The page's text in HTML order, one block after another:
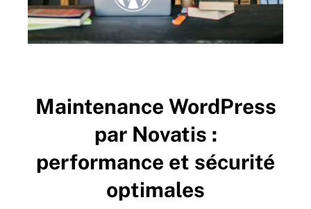
Maintenance WordPress
par Novatis :
performance et sécurité
optimales